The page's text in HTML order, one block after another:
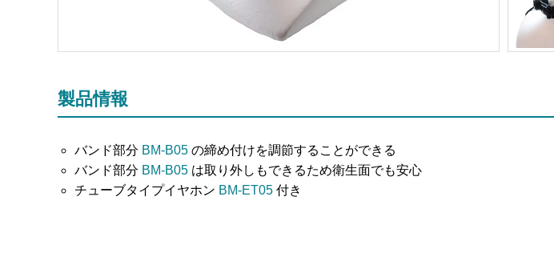
製品情報
バンド部分 BM-B05の締め付けを調節することができる
バンド部分 BM-B05は取り外しもできるため衛生面でも安心
チューブタイプイヤホン BM-ET05付き